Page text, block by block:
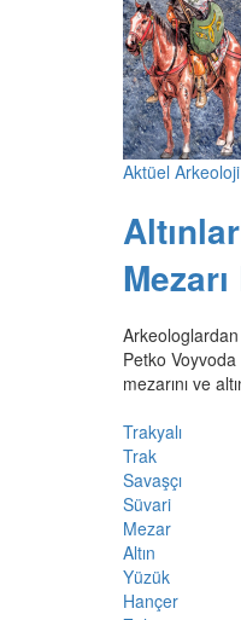
Aktüel Arkeoloji
Petko
mezarını ve
Trakyalı
Trak
Savaşçı
Süvari
Mezar
Altın
Yüzük
Hançer